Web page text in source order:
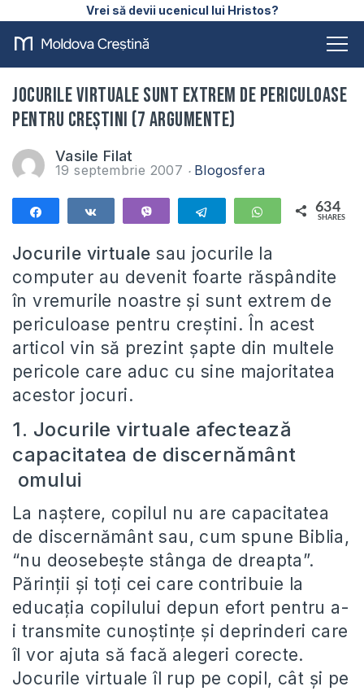
Vrei să devii ucenicul lui Hristos?
Jocurile virtuale sunt extrem de periculoase
pentru creştini (7 argumente)
Vasile Filat
19 septembrie 2007 Blogosfera
Telegram WhatsApp
634
SHARES
Jocurile virtuale sau jocurile la
computer au devenit foarte răspândite
în vremurile noastre și sunt extrem de
periculoase pentru creștini. În acest
articol vin să prezint şapte din multele
pericole care aduc cu sine majoritatea
acestor jocuri.
1. Jocurile virtuale afectează
capacitatea de discernământ
omului
La naştere, copilul nu are capacitatea
de discernământ sau, cum spune Biblia,
“nu deosebeşte stânga de dreapta”.
Părinţii şi toţi cei care contribuie la
educaţia copilului depun efort pentru a-
i transmite cunoştinţe şi deprinderi care
îl vor ajuta să facă alegeri corecte.
Jocurile virtuale îl rup pe copil, cât şi pe